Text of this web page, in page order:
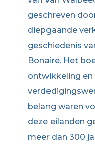
geschreven
diepgaande
geschiedenis
Bonaire. Het
ontwikkeling en
belang waren
deze eilanden
meer dan 300